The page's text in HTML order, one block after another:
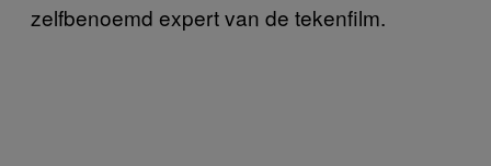
zelfbenoemd expert van de tekenfilm.